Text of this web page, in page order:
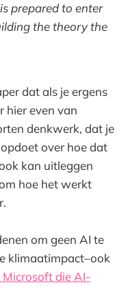
prepared to enter
the theory the
dat als je ergens
hier even van
denkwerk, dat je
over hoe dat
kan uitleggen
hoe het werkt
om geen AI te
klimaatimpact–ook
Microsoft die AI-